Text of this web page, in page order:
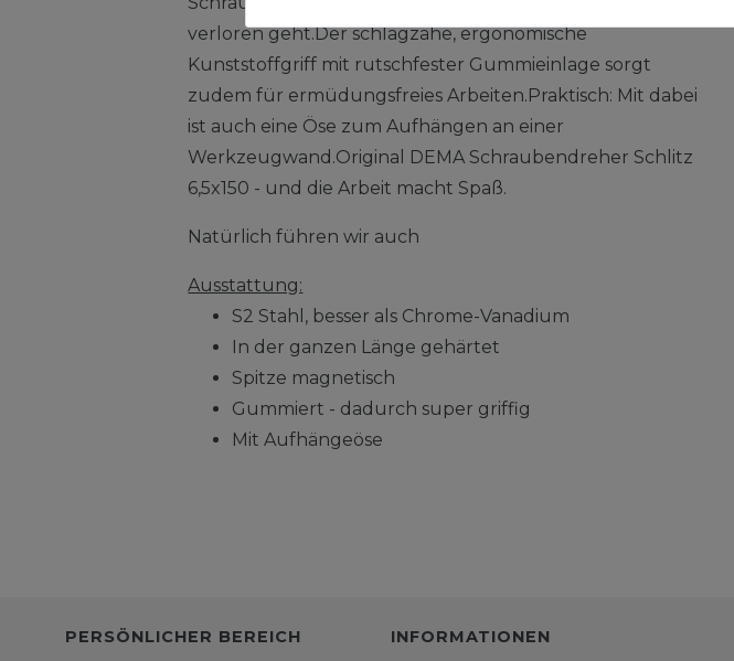
verloren geht.Der schlagzähe, ergonomische
Kunststoffgriff mit rutschfester Gummieinlage sorgt
zudem für ermüdungsfreies Arbeiten.Praktisch: Mit dabei
ist auch eine Öse zum Aufhängen an einer
Werkzeugwand.Original DEMA Schraubendreher Schlitz
6,5x150 - und die Arbeit macht Spaß.
Natürlich führen wir auch
Ausstattung:
S2 Stahl, besser als Chrome-Vanadium
In der ganzen Länge gehärtet
Spitze magnetisch
Gummiert - dadurch super griffig
Mit Aufhängeöse
PERSÖNLICHER BEREICH INFORMATIONEN